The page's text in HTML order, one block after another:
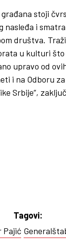
stoji
i
društva.
u kulturi
upravo od
i na Odboru
Srbije”,
Tagovi:
Pajić